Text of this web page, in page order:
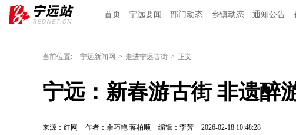
首页 宁远要闻 部门动态 乡镇动态 通知公告
当前位置: 宁远新闻网 > 走进宁远古街 > 正文
宁远：新春游古街 非遗醉
来源：红网 作者：余巧艳 蒋柏顺 编辑：李芳 2026-02-18 10:48:28